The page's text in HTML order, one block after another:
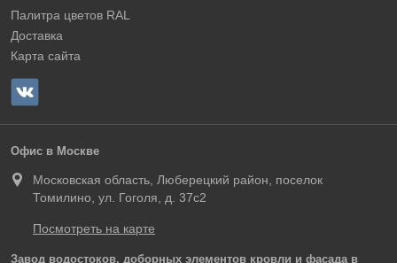
Палитра цветов RAL
Доставка
Карта сайта
Офис в Москве
Московская область, Люберецкий район, поселок
Томилино, ул. Гоголя, д. 37с2
Посмотреть на карте
Завод водостоков, доборных элементов кровли и фасада в